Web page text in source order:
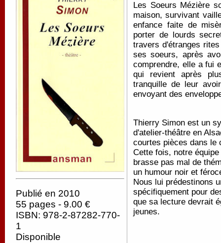
Publié en 2010
55 pages - 9.00 €
ISBN: 978-2-87282-770-
1
Disponible
Les Soeurs Mézière
maison, survivant
enfance faite de
porter de lourds
travers d'étranges
ses soeurs, après
comprendre, elle a fui
qui revient après
tranquille de leur
envoyant des
Thierry Simon est un
d'atelier-théâtre en
courtes pièces dans le
Cette fois, notre
brasse pas mal de
un humour noir et
Nous lui prédestinons
spécifiquement pour
que sa lecture devrait
jeunes.